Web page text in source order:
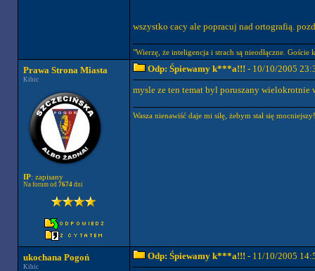
wszystko cacy ale popracuj nad ortografią.
"Wierzę, że inteligencja i strach są nieodłączne.
Prawa Strona Miasta
Kibic
IP: zapisany
Na forum od 7674dni
Odp: Śpiewamy k***a!!! - 10/10/2005
mysle ze ten temat byl poruszany wielokrotnie
Wasza nienawiść daje mi siłę, żebym stał się
ukochana Pogoń
Kibic
Odp: Śpiewamy k***a!!! - 11/10/2005